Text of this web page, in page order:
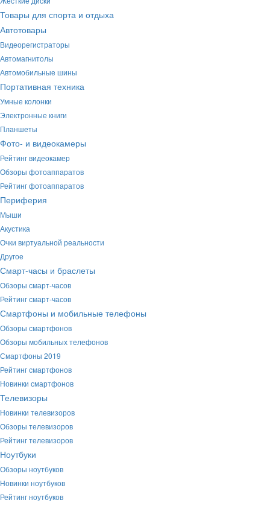
Товары для спорта и отдыха
Автотовары
Видеорегистраторы
Автомагнитолы
Автомобильные шины
Портативная техника
Умные колонки
Электронные книги
Планшеты
Фото- и видеокамеры
Рейтинг видеокамер
Обзоры фотоаппаратов
Рейтинг фотоаппаратов
Периферия
Мыши
Акустика
Очки виртуальной реальности
Другое
Смарт-часы и браслеты
Обзоры смарт-часов
Рейтинг смарт-часов
Смартфоны и мобильные телефоны
Обзоры смартфонов
Обзоры мобильных телефонов
Смартфоны 2019
Рейтинг смартфонов
Новинки смартфонов
Телевизоры
Новинки телевизоров
Обзоры телевизоров
Рейтинг телевизоров
Ноутбуки
Обзоры ноутбуков
Новинки ноутбуков
Рейтинг ноутбуков